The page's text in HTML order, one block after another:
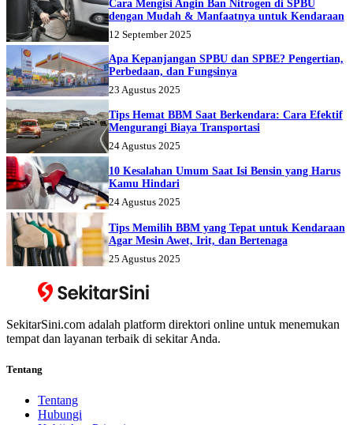
Cara Mengisi Angin Ban Nitrogen di SPBU
dengan Mudah & Manfaatnya untuk Kendaraan
12 September 2025
Apa Kepanjangan SPBU dan SPBE? Pengertian,
Perbedaan, dan Fungsinya
23 Agustus 2025
Tips Hemat BBM Saat Berkendara: Cara Efektif
Mengurangi Biaya Transportasi
24 Agustus 2025
10 Kesalahan Umum Saat Isi Bensin yang Harus
Kamu Hindari
24 Agustus 2025
Tips Memilih BBM yang Tepat untuk Kendaraan
Agar Mesin Awet, Irit, dan Bertenaga
25 Agustus 2025
SekitarSini.com adalah platform direktori online untuk menemukan
tempat dan layanan terbaik di sekitar Anda.
Tentang
Tentang
Hubungi